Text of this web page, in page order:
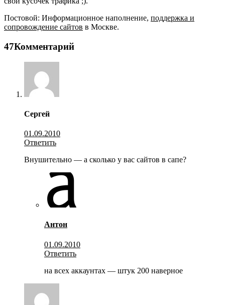
Постовой: Информационное наполнение, поддержка и
сопровождение сайтов в Москве.
47Комментарий
Сергей
01.09.2010
Ответить
Внушительно — а сколько у вас сайтов в сапе?
Антон
01.09.2010
Ответить
на всех аккаунтах — штук 200 наверное